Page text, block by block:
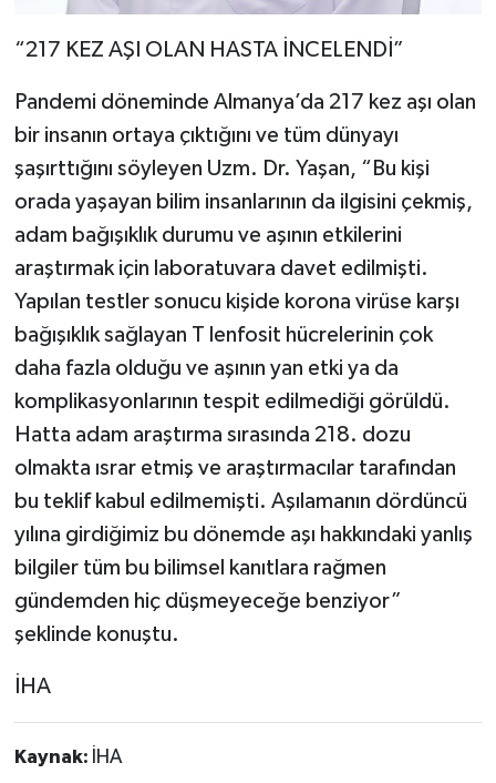
“217 KEZ AŞI OLAN HASTA İNCELENDİ”
Pandemi döneminde Almanya’da 217 kez aşı olan
bir insanın ortaya çıktığını ve tüm dünyayı
şaşırttığını söyleyen Uzm. Dr. Yaşan, “Bu kişi
orada yaşayan bilim insanlarının da ilgisini çekmiş,
adam bağışıklık durumu ve aşının etkilerini
araştırmak için laboratuvara davet edilmişti.
Yapılan testler sonucu kişide korona virüse karşı
bağışıklık sağlayan T lenfosit hücrelerinin çok
daha fazla olduğu ve aşının yan etki ya da
komplikasyonlarının tespit edilmediği görüldü.
Hatta adam araştırma sırasında 218. dozu
olmakta ısrar etmiş ve araştırmacılar tarafından
bu teklif kabul edilmemişti. Aşılamanın dördüncü
yılına girdiğimiz bu dönemde aşı hakkındaki yanlış
bilgiler tüm bu bilimsel kanıtlara rağmen
gündemden hiç düşmeyeceğe benziyor”
şeklinde konuştu.
İHA
Kaynak: İHA